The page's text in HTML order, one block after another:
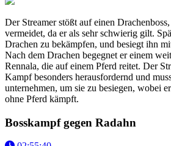
Der Streamer stößt auf einen
vermeidet, da er als sehr schwierig gilt.
Drachen zu bekämpfen, und besiegt ihn
Nach dem Drachen begegnet er einem
Rennala, die auf einem Pferd reitet. Der
Kampf besonders herausfordernd und
unternehmen, um sie zu besiegen, wobei
ohne Pferd kämpft.
Bosskampf gegen Radahn